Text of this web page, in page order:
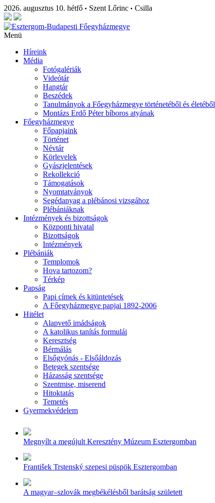
2026. augusztus 10. hétfő • Szent Lőrinc • Csilla
Menü
Híreink
Média
Fotógalériák
Videótár
Hangtár
Beszédek
Tanulmányok a Főegyházmegye történetéből és életéből
Montázs Erdő Péter bíboros atyának
Főegyházmegye
Főpapjaink
Történet
Névtár
Körlevelek
Gyászjelentések
Rekollekció
Támogatások
Nyomtatványok
Segédanyag a plébánosi vizsgához
Plébániáknak
Intézmények és bizottságok
Központi hivatal
Bizottságok
Intézmények
Plébániák
Templomok
Hova tartozom?
Térkép
Papság
Papi címek és kitüntetések
A Főegyházmegye papjai 1892-2006
Hitélet
Alapvető imádságok
A katolikus tanítás formulái
Keresztség
Bérmálás
Elsőgyónás - Elsőáldozás
Betegek szentsége
Házasság szentsége
Szentmise, miserend
Hitoktatás
Temetés
Gyermekvédelem
Megnyílt a megújult Keresztény Múzeum Esztergomban
František Trstenský szepesi püspök Esztergomban
A magyar–szlovák megbékélésből barátság született